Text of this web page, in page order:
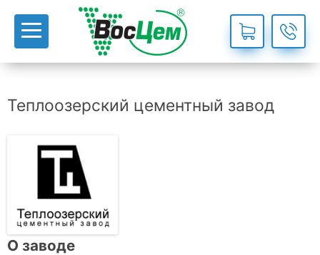
Теплоозерский цементный завод
О заводе